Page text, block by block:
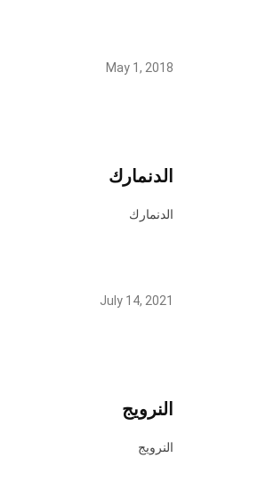
May 1, 2018
الدنمارك
الدنمارك
July 14, 2021
النرويج
النرويج